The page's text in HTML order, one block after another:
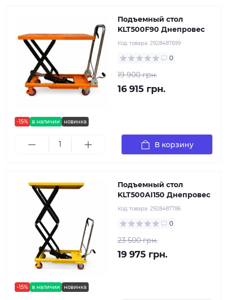
-15% в наличии новинка
Подъемный стол
KLT500F90 Днепровес
Код товара: 2928487699
0
19 900 грн.
16 915 грн.
В корзину
-15% в наличии новинка
Подъемный стол
KLT500AI150 Днепровес
Код товара: 2928487786
0
23 500 грн.
19 975 грн.